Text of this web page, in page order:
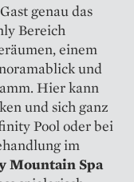
genau das
Bereich
einem
und
Hier kann
und sich ganz
Pool oder bei
im
Mountain Spa